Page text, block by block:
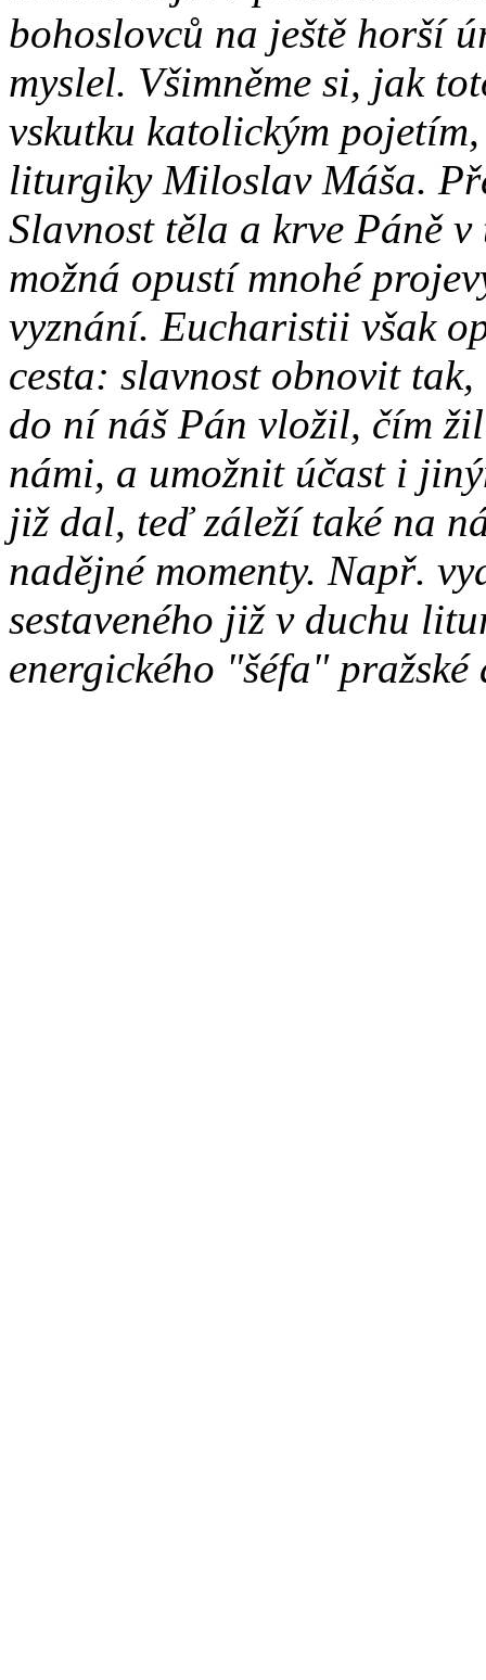
bohoslovců na ještě horší
myslel. Všimněme si, jak
vskutku katolickým
liturgiky Miloslav Máša.
Slavnost těla a krve Páně
možná opustí mnohé
vyznání. Eucharistii však
cesta: slavnost obnovit
do ní náš Pán vložil, čím
námi, a umožnit účast i
již dal, teď záleží také na
nadějné momenty. Např.
sestaveného již v duchu
energického "šéfa" pražské